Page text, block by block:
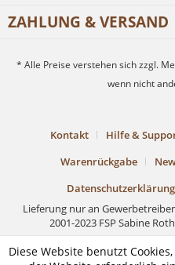
ZAHLUNG & VERSAND
* Alle Preise verstehen sich zzgl.
wenn nicht
Kontakt Hilfe &
Warenrückgabe
Datenschutzerklärung
Lieferung nur an
2001-2023 FSP Sabine
Diese Website benutzt